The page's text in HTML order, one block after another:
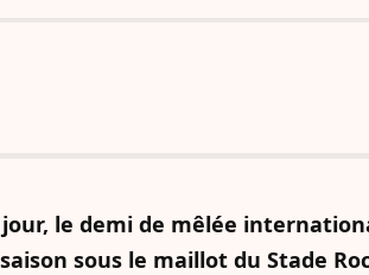
le demi de mêlée
sous le maillot du Stade